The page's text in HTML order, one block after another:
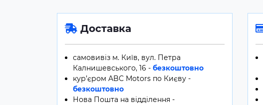
Доставка
самовивіз м. Київ, вул. Петра
Калнишевського, 16 - безкоштовно
кур’єром ABC Motors по Києву -
безкоштовно
Нова Пошта на відділення -